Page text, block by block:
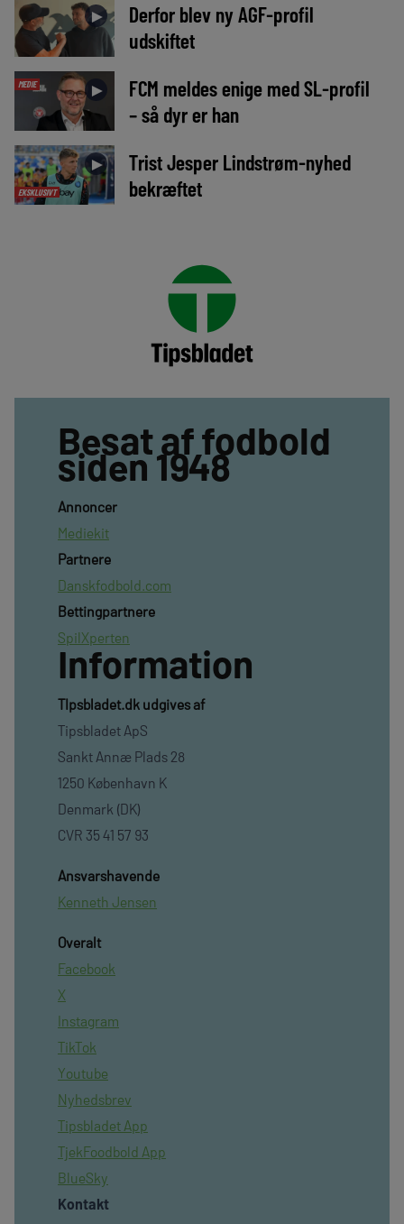
►
Derfor blev ny AGF-profil
udskiftet
MEDIE ►
FCM meldes enige med SL-profil
– så dyr er han
EKSKLUSIVT
►
Trist Jesper Lindstrøm-nyhed
bekræftet
Besat af fodbold
siden 1948
Annoncer
Mediekit
Partnere
Danskfodbold.com
Bettingpartnere
SpilXperten
Information
TIpsbladet.dk udgives af
Tipsbladet ApS
Sankt Annæ Plads 28
1250 København K
Denmark (DK)
CVR 35 41 57 93
Ansvarshavende
Kenneth Jensen
Overalt
Facebook
X
Instagram
TikTok
Youtube
Nyhedsbrev
Tipsbladet App
TjekFoodbold App
BlueSky
Kontakt